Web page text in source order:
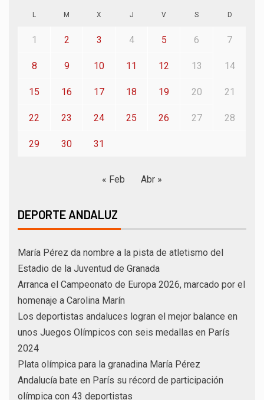
L M X J V S D
1 2 3 4 5 6 7
8 9 10 11 12 13 14
15 16 17 18 19 20 21
22 23 24 25 26 27 28
29 30 31
« Feb Abr »
DEPORTE ANDALUZ
María Pérez da nombre a la pista de atletismo del
Estadio de la Juventud de Granada
Arranca el Campeonato de Europa 2026, marcado por el
homenaje a Carolina Marín
Los deportistas andaluces logran el mejor balance en
unos Juegos Olímpicos con seis medallas en París
2024
Plata olímpica para la granadina María Pérez
Andalucía bate en París su récord de participación
olímpica con 43 deportistas